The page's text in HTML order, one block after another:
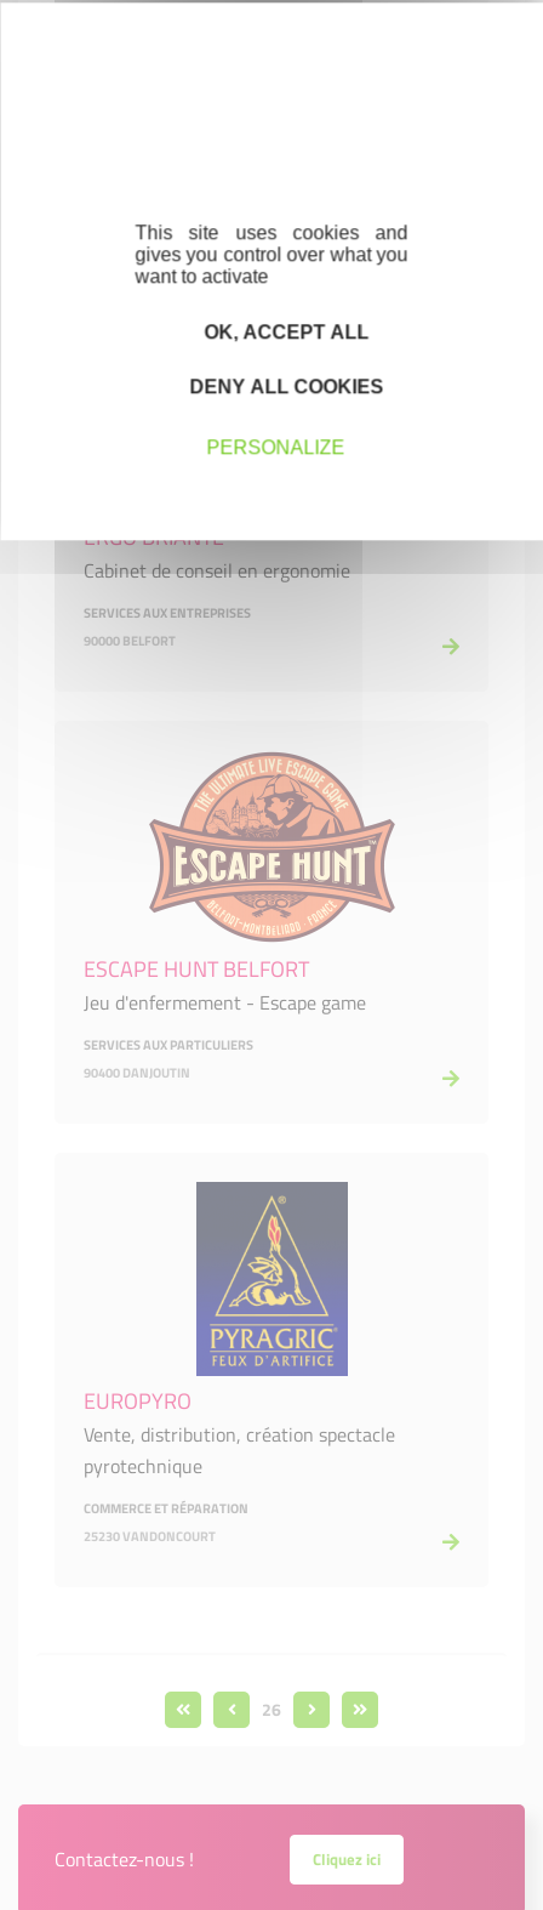
25200 MONTBÉLIARD
ERGO BRIANTE
Cabinet de conseil en ergonomie
SERVICES AUX ENTREPRISES
90000 BELFORT
ESCAPE HUNT BELFORT
Jeu d'enfermement - Escape game
SERVICES AUX PARTICULIERS
90400 DANJOUTIN
EUROPYRO
Vente, distribution, création spectacle
pyrotechnique
COMMERCE ET RÉPARATION
25230 VANDONCOURT
26
Contactez-nous ! Cliquez ici
This site uses cookies and
gives you control over what you
want to activate
OK, ACCEPT ALL
DENY ALL COOKIES
PERSONALIZE